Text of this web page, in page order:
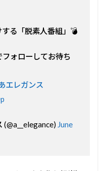
る「脱素人番組」💣
ォローしてお待ち
エレガンス
June